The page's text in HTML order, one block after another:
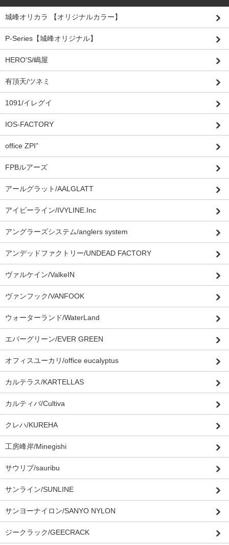
城峰オリカラ 【オリジナルカラー】
P-Series【城峰オリジナル】
HERO'S/嶋屋
有頂天/ツネミ
1091/イレグイ
IOS-FACTORY
office ZPI”
FPBルアーズ
アールグラット/AALGLATT
アイビーライン/IVYLINE.Inc
アングラーズシステム/anglers system
アンデッドファクトリー/UNDEAD FACTORY
ヴァルケイン/ValkeIN
ヴァンフック/VANFOOK
ウォーターランド/WaterLand
エバーグリーン/EVER GREEN
オフィスユーカリ/office eucalyptus
カルテラス/KARTELLAS
カルティバ/Cultiva
クレハ/KUREHA
工房峰岸/Minegishi
サウリブ/sauribu
サンライン/SUNLINE
サンヨーナイロン/SANYO NYLON
ジークラック/GEECRACK